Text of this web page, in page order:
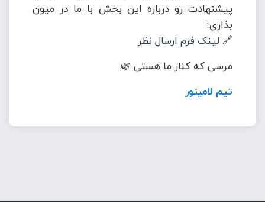
پیشنهادت رو درباره این بخش با ما در میون
بذاری:
🔗 لینک فرم ارسال نظر
مرسی که کنار ما هستی 🌿
تیم لامینور